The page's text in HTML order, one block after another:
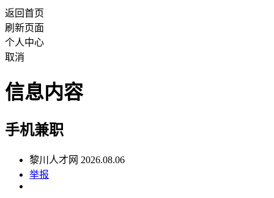
返回首页
刷新页面
个人中心
取消
信息内容
手机兼职
黎川人才网 2026.08.06
举报